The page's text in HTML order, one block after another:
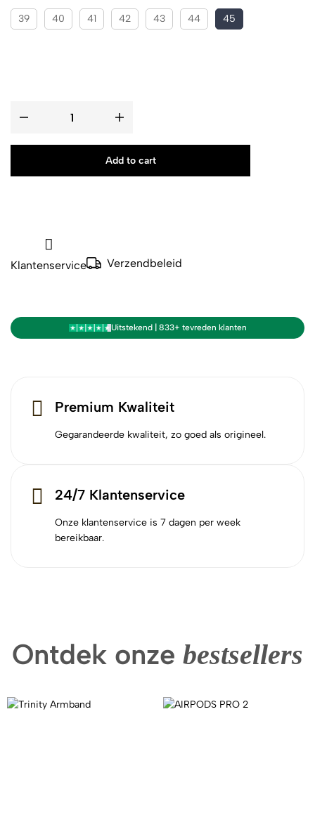
39 40 41 42 43 44 45
Add to cart
Klantenservice Verzendbeleid
Uitstekend | 833+ tevreden klanten
Premium Kwaliteit
Gegarandeerde kwaliteit, zo goed als origineel.
24/7 Klantenservice
Onze klantenservice is 7 dagen per week
bereikbaar.
Ontdek onze bestsellers